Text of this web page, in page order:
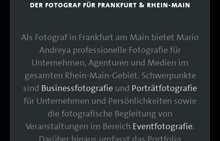
DER FOTOGRAF FÜR FRANKFURT & RHEIN-MAIN
Als Fotograf in Frankfurt am Main bietet Mario
Andreya professionelle Fotografie für
Unternehmen, Agenturen und Medien im
gesamten Rhein-Main-Gebiet. Schwerpunkte
sind Businessfotografie und Porträtfotografie
für Unternehmen und Persönlichkeiten sowie
die fotografische Begleitung von
Veranstaltungen im Bereich Eventfotografie.